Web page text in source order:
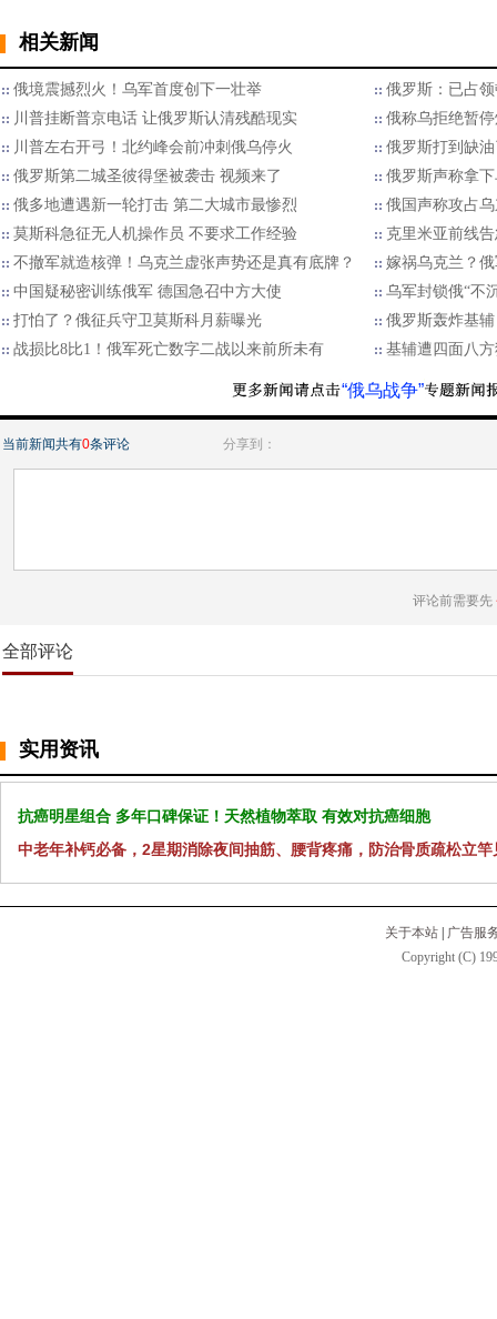
相关新闻
俄境震撼烈火！乌军首度创下一壮举
俄罗斯：已占
川普挂断普京电话 让俄罗斯认清残酷现实
俄称乌拒绝暂
川普左右开弓！北约峰会前冲刺俄乌停火
俄罗斯打到缺
俄罗斯第二城圣彼得堡被袭击 视频来了
俄罗斯声称拿
俄多地遭遇新一轮打击 第二大城市最惨烈
俄国声称攻占
莫斯科急征无人机操作员 不要求工作经验
克里米亚前线
不撤军就造核弹！乌克兰虚张声势还是真有底牌？
嫁祸乌克兰？
中国疑秘密训练俄军 德国急召中方大使
乌军封锁俄“不
打怕了？俄征兵守卫莫斯科月薪曝光
俄罗斯轰炸基
战损比8比1！俄军死亡数字二战以来前所未有
基辅遭四面八
“俄乌战争”
当前新闻共有0条评论 分享到：
评论前需要先
全部评论
实用资讯
抗癌明星组合 多年口碑保证！天然植物萃取 有效对抗癌细胞
中老年补钙必备，2星期消除夜间抽筋、腰背疼痛，防治骨质疏松立竿
关于本站
广告服
Copyright (C)